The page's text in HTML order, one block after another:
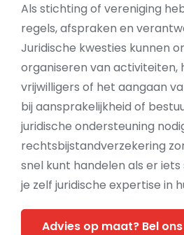
Als stichting of vereniging
regels, afspraken en
Juridische kwesties kunnen
organiseren van activiteiten,
vrijwilligers of het aangaan
bij aansprakelijkheid of
juridische ondersteuning
rechtsbijstandverzekering
snel kunt handelen als er
je zelf juridische expertise in
Advies op maat? Bel ons